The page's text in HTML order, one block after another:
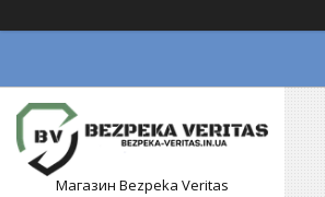
Магазин Bezpeka Veritas